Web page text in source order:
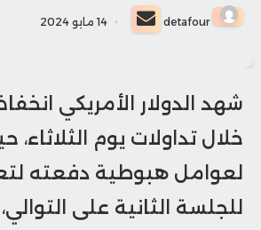
detafour
أرسل
بريدا
14 مايو 2024
شهد الدولار الأمريكي
خلال تداولات يوم
لعوامل هبوطية دفعته
للجلسة الثانية على